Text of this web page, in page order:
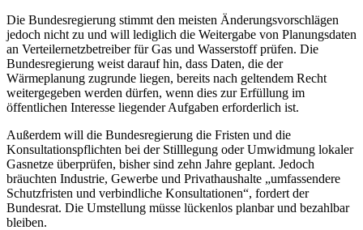
Die Bundesregierung stimmt den meisten Änderungsvorschlägen
jedoch nicht zu und will lediglich die Weitergabe von Planungsdaten
an Verteilernetzbetreiber für Gas und Wasserstoff prüfen. Die
Bundesregierung weist darauf hin, dass Daten, die der
Wärmeplanung zugrunde liegen, bereits nach geltendem Recht
weitergegeben werden dürfen, wenn dies zur Erfüllung im
öffentlichen Interesse liegender Aufgaben erforderlich ist.
Außerdem will die Bundesregierung die Fristen und die
Konsultationspflichten bei der Stilllegung oder Umwidmung lokaler
Gasnetze überprüfen, bisher sind zehn Jahre geplant. Jedoch
bräuchten Industrie, Gewerbe und Privathaushalte „umfassendere
Schutzfristen und verbindliche Konsultationen“, fordert der
Bundesrat. Die Umstellung müsse lückenlos planbar und bezahlbar
bleiben.